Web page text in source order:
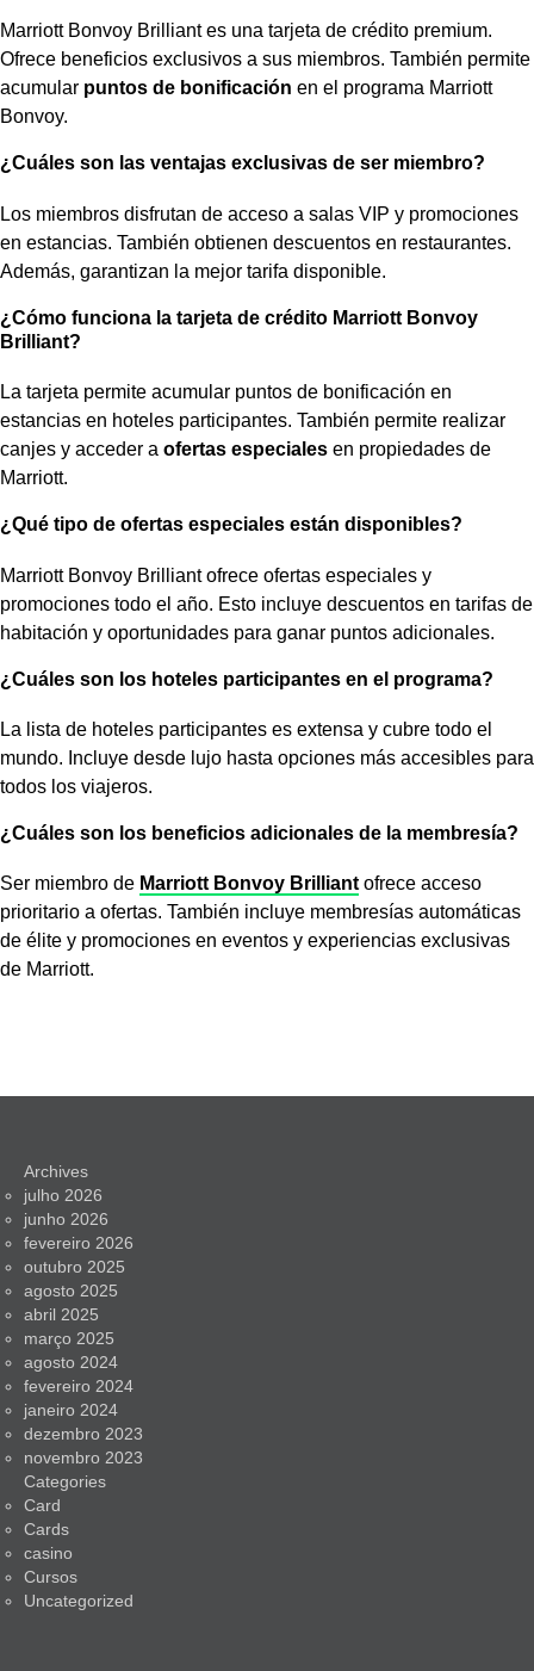
Marriott Bonvoy Brilliant es una tarjeta de crédito premium.
Ofrece beneficios exclusivos a sus miembros. También permite
acumular puntos de bonificación en el programa Marriott
Bonvoy.
¿Cuáles son las ventajas exclusivas de ser miembro?
Los miembros disfrutan de acceso a salas VIP y promociones
en estancias. También obtienen descuentos en restaurantes.
Además, garantizan la mejor tarifa disponible.
¿Cómo funciona la tarjeta de crédito Marriott Bonvoy
Brilliant?
La tarjeta permite acumular puntos de bonificación en
estancias en hoteles participantes. También permite realizar
canjes y acceder a ofertas especiales en propiedades de
Marriott.
¿Qué tipo de ofertas especiales están disponibles?
Marriott Bonvoy Brilliant ofrece ofertas especiales y
promociones todo el año. Esto incluye descuentos en tarifas de
habitación y oportunidades para ganar puntos adicionales.
¿Cuáles son los hoteles participantes en el programa?
La lista de hoteles participantes es extensa y cubre todo el
mundo. Incluye desde lujo hasta opciones más accesibles para
todos los viajeros.
¿Cuáles son los beneficios adicionales de la membresía?
Ser miembro de Marriott Bonvoy Brilliant ofrece acceso
prioritario a ofertas. También incluye membresías automáticas
de élite y promociones en eventos y experiencias exclusivas
de Marriott.
Archives
julho 2026
junho 2026
fevereiro 2026
outubro 2025
agosto 2025
abril 2025
março 2025
agosto 2024
fevereiro 2024
janeiro 2024
dezembro 2023
novembro 2023
Categories
Card
Cards
casino
Cursos
Uncategorized